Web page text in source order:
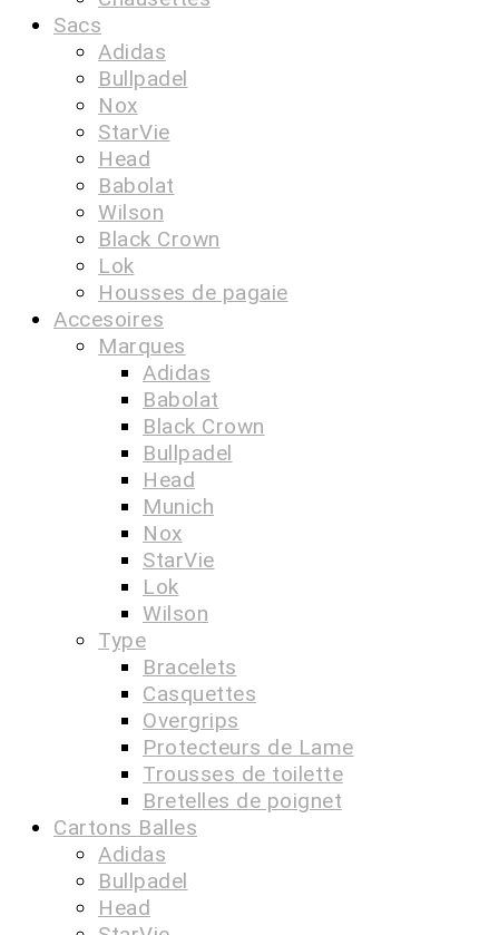
Sacs
Adidas
Bullpadel
Nox
StarVie
Head
Babolat
Wilson
Black Crown
Lok
Housses de pagaie
Accesoires
Marques
Adidas
Babolat
Black Crown
Bullpadel
Head
Munich
Nox
StarVie
Lok
Wilson
Type
Bracelets
Casquettes
Overgrips
Protecteurs de Lame
Trousses de toilette
Bretelles de poignet
Cartons Balles
Adidas
Bullpadel
Head